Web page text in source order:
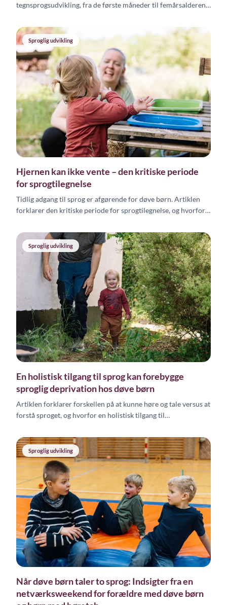
tegnsprogsudvikling, fra de første måneder til femårsalderen,
Sproglig udvikling
Hjernen kan ikke vente – den kritiske periode
for sprogtilegnelse
Tidlig adgang til sprog er afgørende for døve børn. Artiklen
forklarer den kritiske periode for sprogtilegnelse, og hvorfor
Sproglig udvikling
En holistisk tilgang til sprog kan forebygge
sproglig deprivation hos døve børn
Artiklen forklarer forskellen på at kunne høre og tale versus at
forstå sproget, og hvorfor en holistisk tilgang til
Sproglig udvikling
Når døve børn taler to sprog: Indsigter fra en
netværksweekend for forældre med døve børn